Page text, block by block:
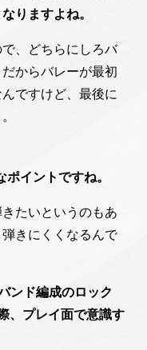
りますよね。
、どちらにしろバ
からバレーが最初
ですけど、最後に
イントですね。
たいというのもあ
きにくくなるんで
ンド編成のロック
、プレイ面で意識す